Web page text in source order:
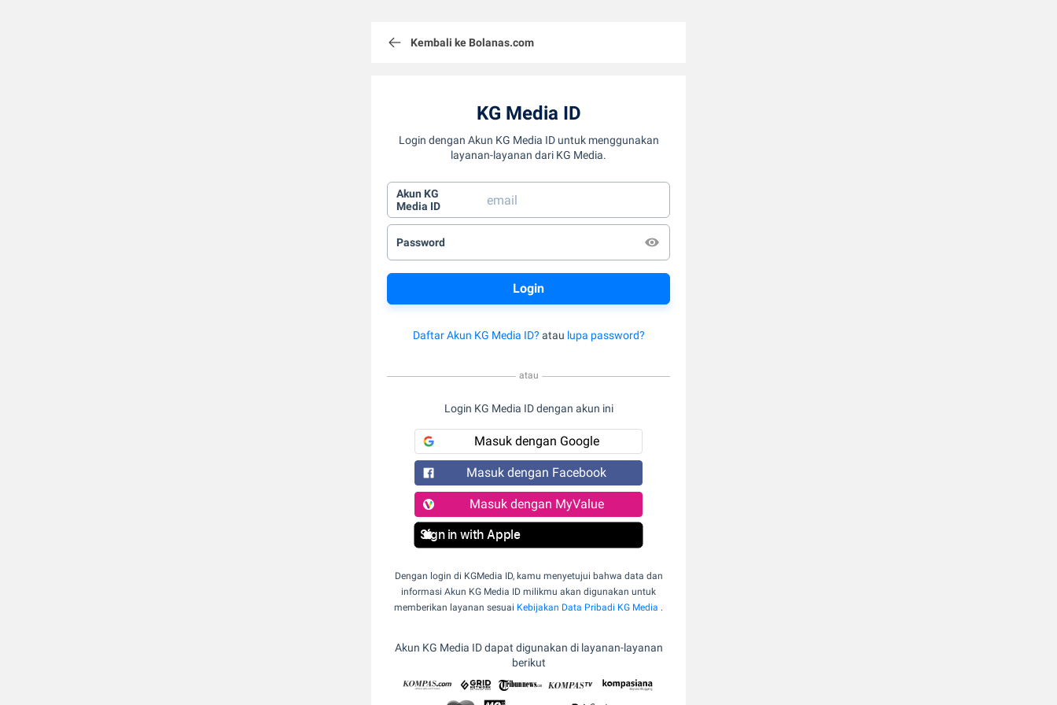
Kembali ke Bolanas.com
KG Media ID
Login dengan Akun KG Media ID untuk menggunakan
layanan-layanan dari KG Media.
Akun KG
Media ID
Password
Daftar Akun KG Media ID? atau lupa password?
atau
Login KG Media ID dengan akun ini
Masuk dengan Google
Masuk dengan Facebook
Masuk dengan MyValue
Sign in with Apple
Dengan login di KGMedia ID, kamu menyetujui bahwa data dan
informasi Akun KG Media ID milikmu akan digunakan untuk
memberikan layanan sesuai Kebijakan Data Pribadi KG Media .
Akun KG Media ID dapat digunakan di layanan-layanan
berikut